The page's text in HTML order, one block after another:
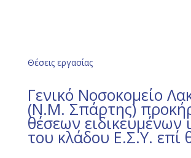
Θέσεις εργασίας
Γενικό Νοσοκομείο
(Ν.Μ. Σπάρτης)
θέσεων ειδικευμένων
του κλάδου Ε.Σ.Υ. επί